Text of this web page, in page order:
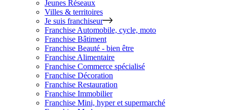
Jeunes Réseaux
Villes & territoires
Je suis franchiseur
Franchise Automobile, cycle, moto
Franchise Bâtiment
Franchise Beauté - bien être
Franchise Alimentaire
Franchise Commerce spécialisé
Franchise Décoration
Franchise Restauration
Franchise Immobilier
Franchise Mini, hyper et supermarché